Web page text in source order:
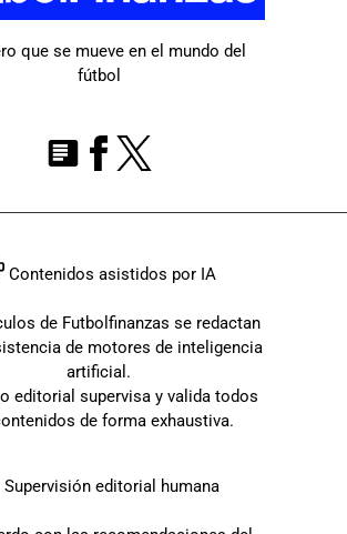
que se mueve en el mundo del
fútbol
Contenidos asistidos por IA
de Futbolfinanzas se redactan
de motores de inteligencia
artificial.
editorial supervisa y valida todos
de forma exhaustiva.
Supervisión editorial humana